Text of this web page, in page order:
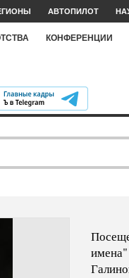
АВТОПИЛОТ
КОНФЕРЕНЦИИ